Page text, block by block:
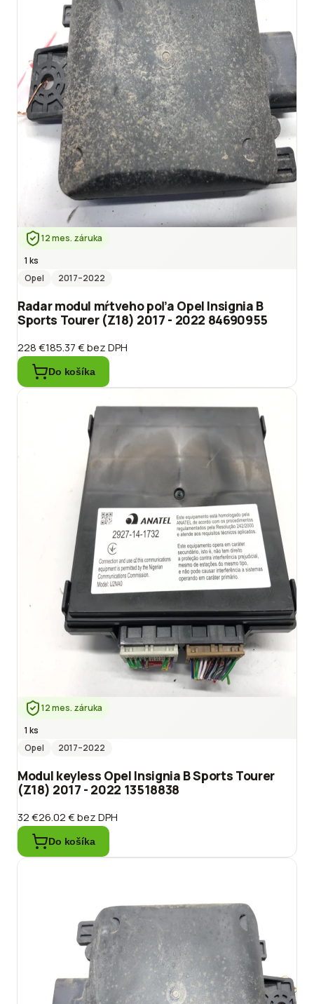
12 mes. záruka
1 ks
Opel
2017–2022
Radar modul mŕtveho poľa Opel Insignia B
Sports Tourer (Z18) 2017 - 2022 84690955
228 €185.37 €bez DPH
Do košíka
12 mes. záruka
1 ks
Opel
2017–2022
Modul keyless Opel Insignia B Sports Tourer
(Z18) 2017 - 2022 13518838
32 €26.02 €bez DPH
Do košíka